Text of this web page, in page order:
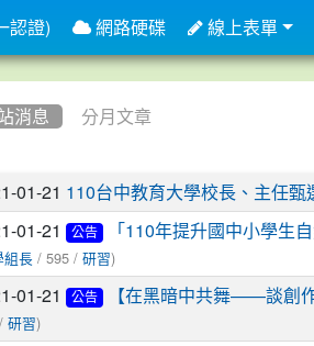
消息 分月文章
列表
01-21 110台中教育大學校長、主任甄
01-21 公告 「110年提升國中小學生
組長 / 595 / 研習)
01-21 公告 【在黑暗中共舞——談創
研習)
認證) 網路硬碟 線上表單